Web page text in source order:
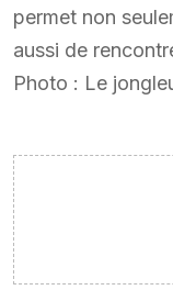
permet non
aussi de
Photo : Le